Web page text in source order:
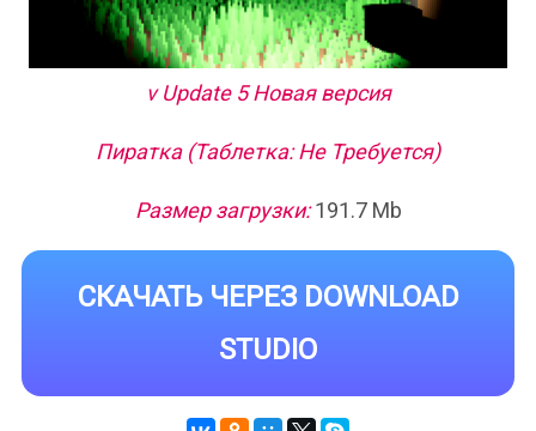
v Update 5 Новая версия
Пиратка (Таблетка: Не Требуется)
Размер загрузки:191.7 Mb
СКАЧАТЬ ЧЕРЕЗ DOWNLOAD
STUDIO